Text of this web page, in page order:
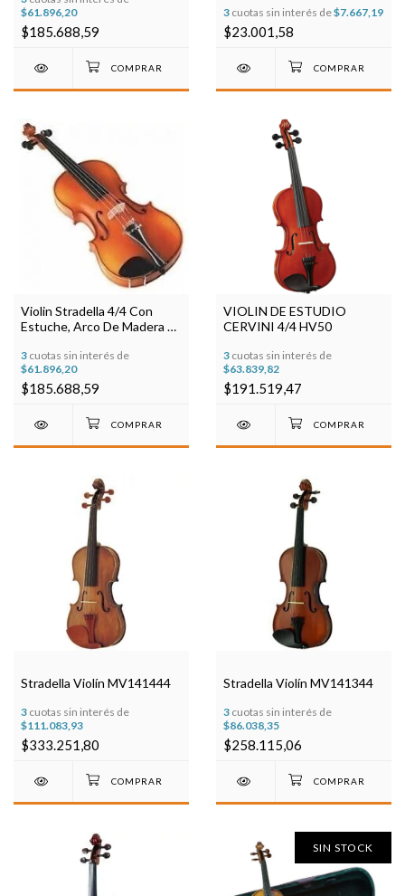
$61.896,20
$185.688,59
3 cuotas sin interés de$7.667,19
$23.001,58
Violin Stradella 4/4 Con
Estuche, Arco De Madera Y
3 cuotas sin interés de
$61.896,20
$185.688,59
VIOLIN DE ESTUDIO
CERVINI 4/4 HV50
3 cuotas sin interés de
$63.839,82
$191.519,47
Stradella Violín MV141444
3 cuotas sin interés de
$111.083,93
$333.251,80
Stradella Violín MV141344
3 cuotas sin interés de
$86.038,35
$258.115,06
SIN STOCK